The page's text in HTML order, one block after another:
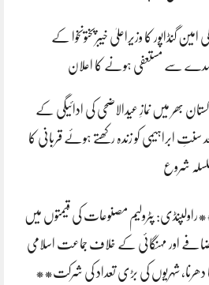
امین گنڈاپور کا وزیراعلیٰ خیبرپختونخوا کے
سے مستعفی ہونے کا اعلان
بھر میں نمازِ عیدالاضحی کی ادائیگی کے
سنتِ ابراہیمی کو زندہ رکھتے ہوئے قربانی کا
شروع
پٹرولیم مصنوعات کی قیمتوں میں
اور مہنگائی کے خلاف جماعت اسلامی
دھرنا، شہریوں کی بڑی تعداد کی شرکت**